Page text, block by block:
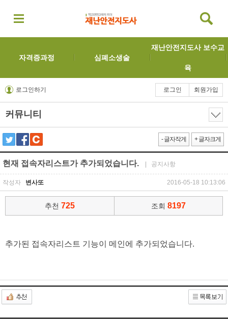
자격증과정 심폐소생술
재난안전지도사 보수교
육
로그인하기 로그인 회원가입
커뮤니티
- 글자작게 + 글자크게
현재 접속자리스트가 추가되었습니다. | 공지사항
작성자 변사또 2016-05-18 10:13:06
추천 725 조회 8197
추가된 접속자리스트 기능이 메인에 추가되었습니다.